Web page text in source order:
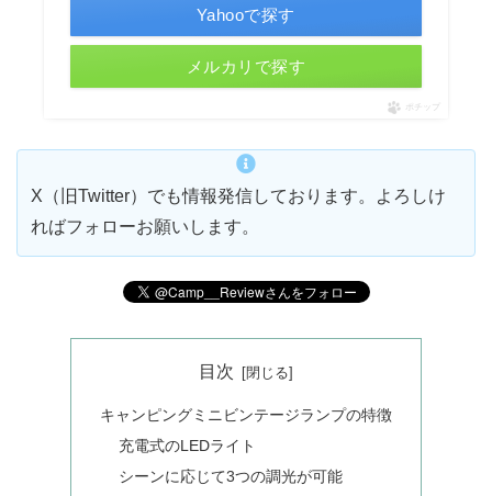
Yahooで探す
メルカリで探す
ポチップ
X（旧Twitter）でも情報発信しております。よろしけ
ればフォローお願いします。
目次
キャンピングミニビンテージランプの特徴
充電式のLEDライト
シーンに応じて3つの調光が可能